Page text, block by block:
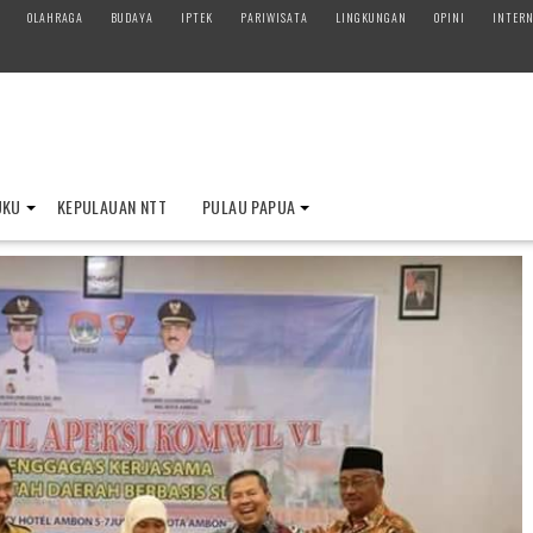
OLAHRAGA BUDAYA IPTEK PARIWISATA LINGKUNGAN OPINI
KEPULAUAN NTT PULAU PAPUA